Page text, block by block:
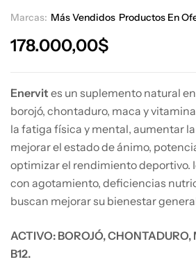
Marcas: Más Vendidos Productos En
178.000,00$
Enervit es un suplemento natural
borojó, chontaduro, maca y
la fatiga física y mental, aumentar
mejorar el estado de ánimo,
optimizar el rendimiento deportivo.
con agotamiento, deficiencias
buscan mejorar su bienestar
ACTIVO: BOROJÓ,
B12.